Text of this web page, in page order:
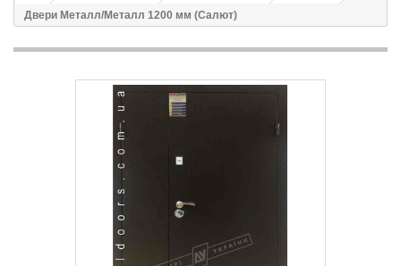
Двери Металл/Металл 1200 мм (Салют)